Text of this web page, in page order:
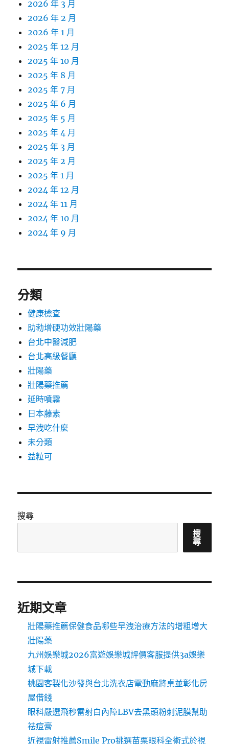
2026 年 3 月
2026 年 2 月
2026 年 1 月
2025 年 12 月
2025 年 10 月
2025 年 8 月
2025 年 7 月
2025 年 6 月
2025 年 5 月
2025 年 4 月
2025 年 3 月
2025 年 2 月
2025 年 1 月
2024 年 12 月
2024 年 11 月
2024 年 10 月
2024 年 9 月
分類
健康檢查
助勃增硬功效壯陽藥
台北中醫減肥
台北高級餐廳
壯陽藥
壯陽藥推薦
延時噴霧
日本藤素
早洩吃什麼
未分類
益粒可
搜尋
搜
尋
近期文章
壯陽藥推薦保健食品哪些早洩治療方法的增粗增大
壯陽藥
九州娛樂城2026富遊娛樂城評價客服提供3a娛樂
城下載
桃園客製化沙發與台北洗衣店電動麻將桌並彰化房
屋借錢
眼科嚴選飛秒雷射白內障LBV去黑頭粉刺泥膜幫助
祛痘膏
近視雷射推薦Smile Pro挑選苗栗眼科全術式於視